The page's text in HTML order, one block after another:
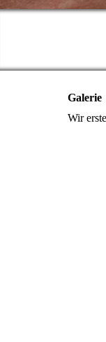
Galerie
Wir